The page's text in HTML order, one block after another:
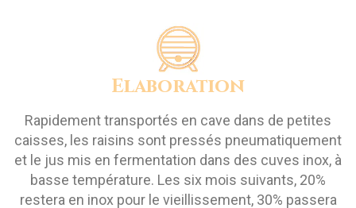
Elaboration
Rapidement transportés en cave dans de petites
caisses, les raisins sont pressés pneumatiquement
et le jus mis en fermentation dans des cuves inox, à
basse température. Les six mois suivants, 20%
restera en inox pour le vieillissement, 30% passera